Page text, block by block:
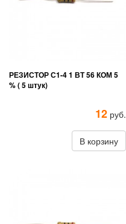
РЕЗИСТОР С1-4 1 ВТ 56 КОМ 5
% ( 5 штук)
12 руб.
В корзину